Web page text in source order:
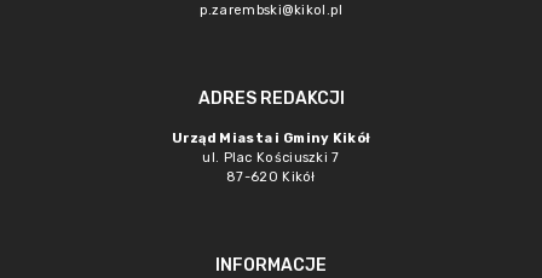
p.zarembski@kikol.pl
ADRES REDAKCJI
Urząd Miasta i Gminy Kikół
ul. Plac Kościuszki 7
87-620 Kikół
INFORMACJE